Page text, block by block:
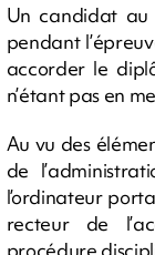
Un candidat au
pendant
accorder le
n’étant pas en
Au vu des
de
l’ordinateur
recteur de
procédure